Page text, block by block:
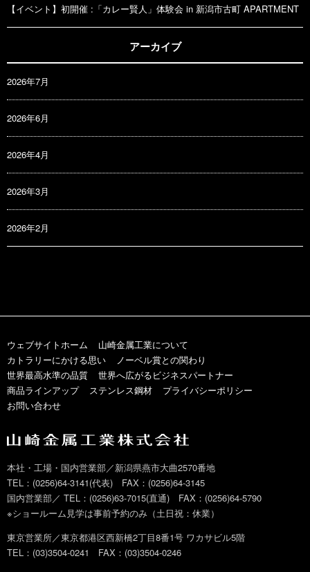
【イベント】初開催 :「カレー賢人」体験会 in 新潟市古町 APARTMENT
アーカイブ
2026年7月
2026年6月
2026年4月
2026年3月
2026年2月
ウェブサイトホーム
山崎金属工業について
カトラリーにかける思い
ノーベル賞との関わり
世界最高水準の品質
世界へ広がるビジネスパートナー
商品ラインアップ
ステンレス鋼材
プライバシーポリシー
お問い合わせ
本社・工場・国内営業部／新潟県燕市大曲2570番地
TEL：(0256)64-3141(代表) FAX：(0256)64-3145
国内営業部／ TEL：(0256)63-7015(直通) FAX：(0256)64-5790
※ショールーム見学は事前予約のみ（土日祝：休業）
東京営業所／東京都港区西新橋2丁目8番1号 ワカサビル5階
TEL：(03)3504-0241 FAX：(03)3504-0246